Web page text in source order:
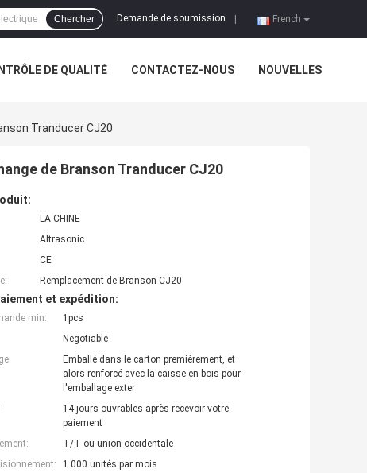
French
Demande de soumission
Chercher
DE QUALITÉ CONTACTEZ-NOUS NOUVELLES
Tranducer CJ20
de Branson Tranducer CJ20
LA CHINE
Altrasonic
CE
Remplacement de Branson CJ20
et expédition:
min:
1pcs
Negotiable
Emballé dans le carton premièrement, et
alors renforcé avec la caisse en bois pour
l'emballage exter
14 jours ouvrables après recevoir votre
paiement
T/T ou union occidentale
1 000 unités par mois